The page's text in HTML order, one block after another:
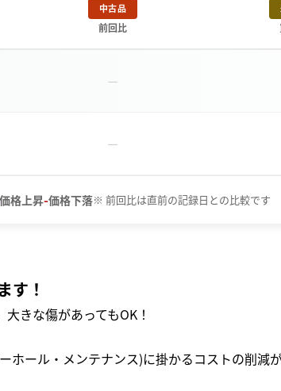
中古品
前回比
－
－
格上昇-価格下落※ 前回比は直前の記録日との比較です
す！
きな傷があってもOK！
ホール・メンテナンス)に掛かるコストの削減